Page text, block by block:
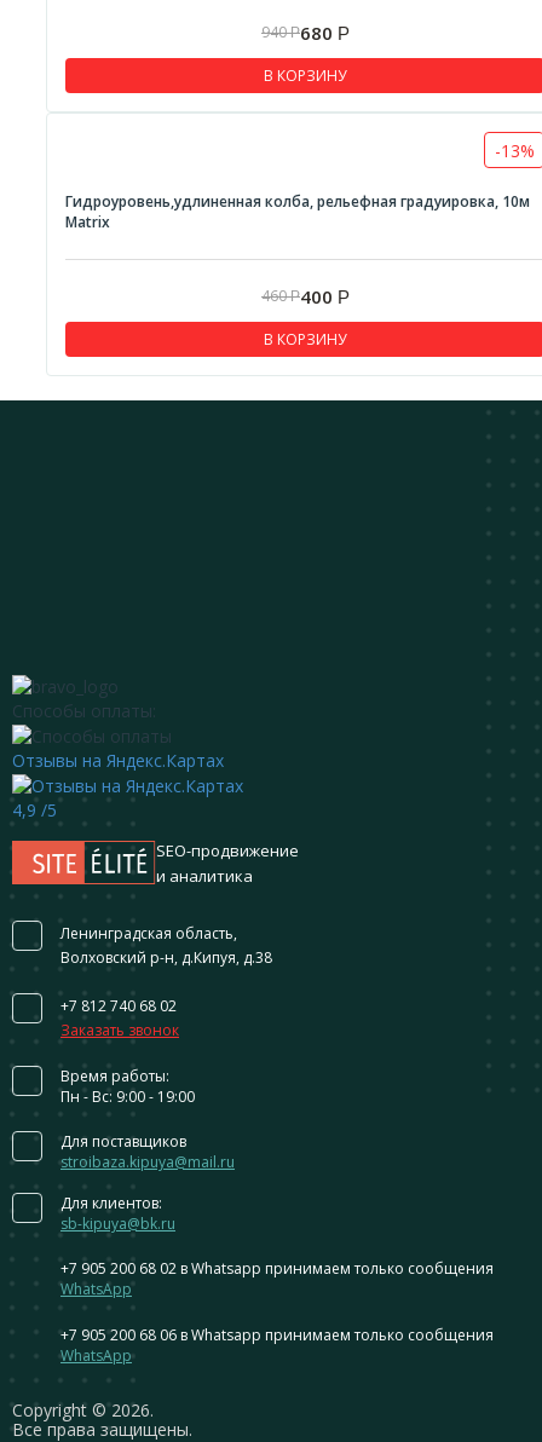
940Р680 Р
В КОРЗИНУ
-13%
Гидроуровень,удлиненная колба, рельефная градуировка, 10м
Matrix
460Р400 Р
В КОРЗИНУ
Сopyright © 2026.
Все права защищены.
Способы оплаты:
Отзывы на Яндекс.Картах
4,9 /5
SEO-продвижение
и аналитика
Ленинградская область,
Волховский р-н, д.Кипуя, д.38
+7 812 740 68 02
Заказать звонок
Время работы:
Пн - Вс: 9:00 - 19:00
Для поставщиков
stroibaza.kipuya@mail.ru
Для клиентов:
sb-kipuya@bk.ru
+7 905 200 68 02 в Whatsapp принимаем только сообщения
WhatsApp
+7 905 200 68 06 в Whatsapp принимаем только сообщения
WhatsApp